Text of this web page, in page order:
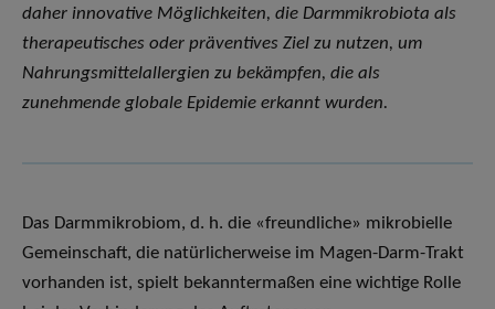
daher innovative Möglichkeiten, die Darmmikrobiota als
therapeutisches oder präventives Ziel zu nutzen, um
Nahrungsmittelallergien zu bekämpfen, die als
zunehmende globale Epidemie erkannt wurden.
Das Darmmikrobiom, d. h. die «freundliche» mikrobielle
Gemeinschaft, die natürlicherweise im Magen-Darm-Trakt
vorhanden ist, spielt bekanntermaßen eine wichtige Rolle